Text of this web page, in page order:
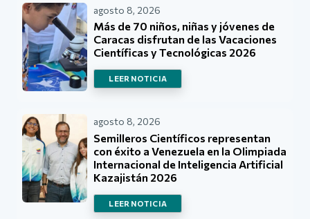
agosto 8, 2026
Más de 70 niños, niñas y jóvenes de
Caracas disfrutan de las Vacaciones
Científicas y Tecnológicas 2026
LEER NOTICIA
agosto 8, 2026
Semilleros Científicos representan
con éxito a Venezuela en la Olimpiada
Internacional de Inteligencia Artificial
Kazajistán 2026
LEER NOTICIA